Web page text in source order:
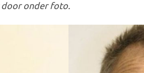
door onder foto.